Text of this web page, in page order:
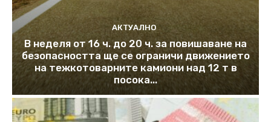
АКТУАЛНО
В неделя от 16 ч. до 20 ч. за повишаване на
безопасността ще се ограничи движението
на тежкотоварните камиони над 12 т в
посока...